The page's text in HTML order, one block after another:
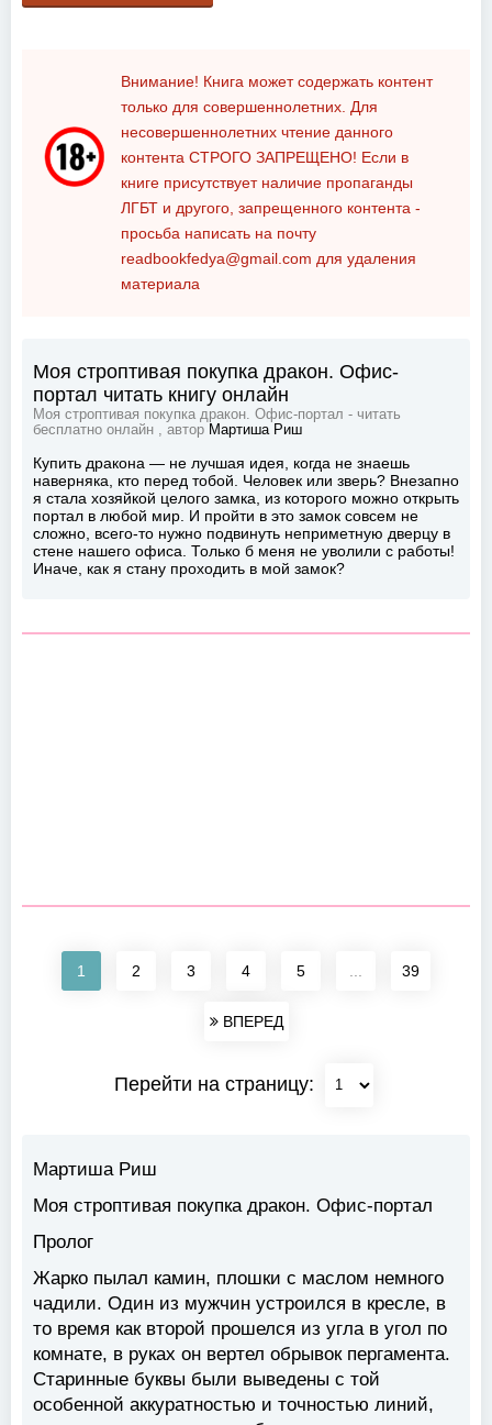
Внимание! Книга может содержать контент
только для совершеннолетних. Для
несовершеннолетних чтение данного
контента СТРОГО ЗАПРЕЩЕНО! Если в
книге присутствует наличие пропаганды
ЛГБТ и другого, запрещенного контента -
просьба написать на почту
readbookfedya@gmail.com для удаления
материала
Моя строптивая покупка дракон. Офис-
портал читать книгу онлайн
Моя строптивая покупка дракон. Офис-портал - читать
бесплатно онлайн , автор Мартиша Риш
Купить дракона — не лучшая идея, когда не знаешь
наверняка, кто перед тобой. Человек или зверь? Внезапно
я стала хозяйкой целого замка, из которого можно открыть
портал в любой мир. И пройти в это замок совсем не
сложно, всего-то нужно подвинуть неприметную дверцу в
стене нашего офиса. Только б меня не уволили с работы!
Иначе, как я стану проходить в мой замок?
1 2 3 4 5 39
ВПЕРЕД
Перейти на страницу:
Мартиша Риш
Моя строптивая покупка дракон. Офис-портал
Пролог
Жарко пылал камин, плошки с маслом немного
чадили. Один из мужчин устроился в кресле, в
то время как второй прошелся из угла в угол по
комнате, в руках он вертел обрывок пергамента.
Старинные буквы были выведены с той
особенной аккуратностью и точностью линий,